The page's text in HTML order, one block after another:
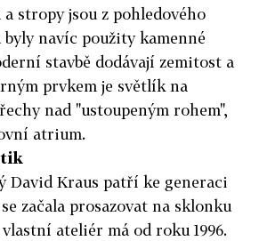
a stropy jsou z pohledového
byly navíc použity kamenné
stavbě dodávají zemitost a
prvkem je světlík na
nad "ustoupeným rohem",
atrium.
David Kraus patří ke generaci
začala prosazovat na sklonku
ateliér má od roku 1996.